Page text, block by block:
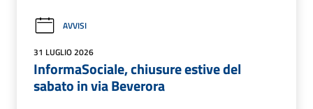
AVVISI
31 LUGLIO 2026
InformaSociale, chiusure estive del
sabato in via Beverora